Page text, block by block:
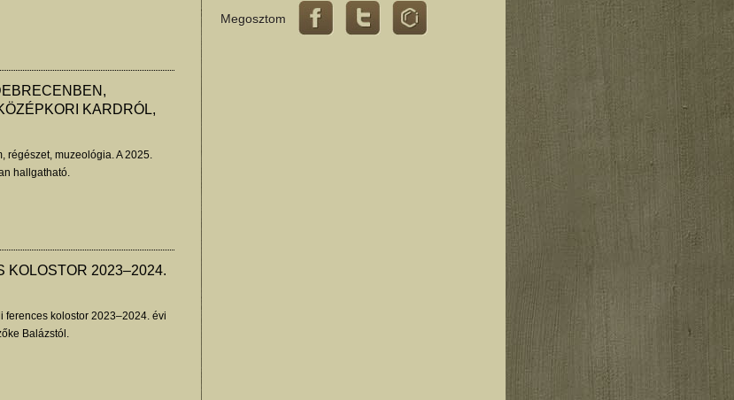
KARDRÓL,
régészet, muzeológia. A 2025.
hallgatható.
KOLOSTOR 2023–2024.
ferences kolostor 2023–2024. évi
Balázstól.
Megosztom